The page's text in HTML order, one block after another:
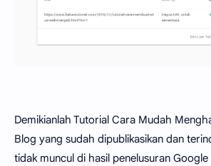
Demikianlah Tutorial Cara Mudah
Blog yang sudah dipublikasikan dan
tidak muncul di hasil penelusuran